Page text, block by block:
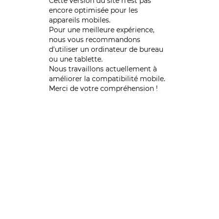
encore optimisée pour les
appareils mobiles.
Pour une meilleure expérience,
nous vous recommandons
d'utiliser un ordinateur de bureau
ou une tablette.
Nous travaillons actuellement à
améliorer la compatibilité mobile.
Merci de votre compréhension !